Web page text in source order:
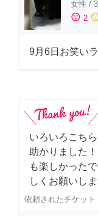
女性 /
sentiment_satisfied 2
9月6日お笑い
いろいろこち
助かりました
も楽しかった
しくお願いしま
依頼されたチケット